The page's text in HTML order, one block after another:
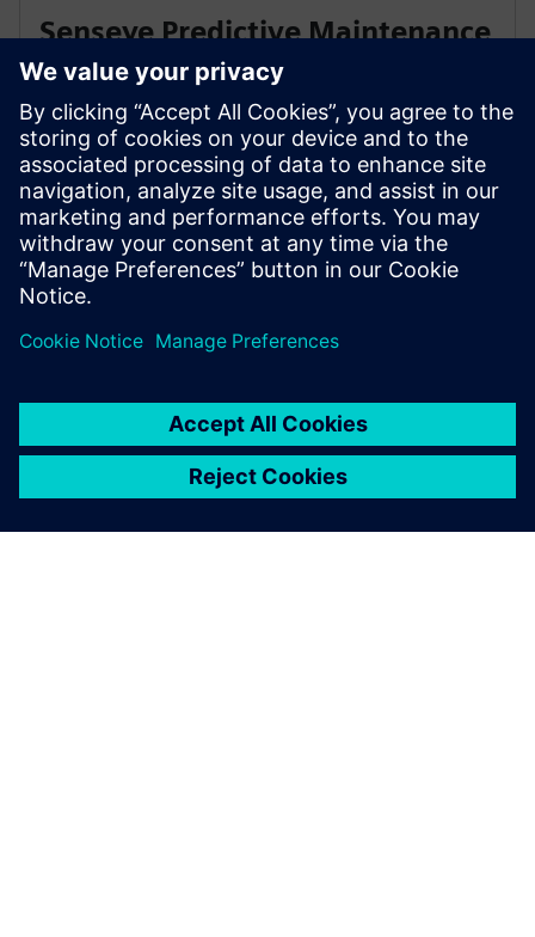
Senseye Predictive Maintenance
Lehetővé teszi az eszközintelligenciát az üzemek
között, manuális elemzés nélkül. A vezető
mesterséges intelligenciát az emberi meglátásokkal
kombinálva a platform automatikusan generál gépi és
karbantartó viselkedési modelleket.